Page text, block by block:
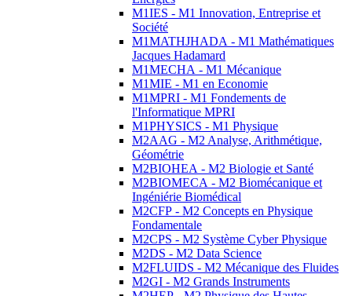
M1IES - M1 Innovation, Entreprise et
Société
M1MATHJHADA - M1 Mathématiques
Jacques Hadamard
M1MECHA - M1 Mécanique
M1MIE - M1 en Economie
M1MPRI - M1 Fondements de
l'Informatique MPRI
M1PHYSICS - M1 Physique
M2AAG - M2 Analyse, Arithmétique,
Géométrie
M2BIOHEA - M2 Biologie et Santé
M2BIOMECA - M2 Biomécanique et
Ingéniérie Biomédical
M2CFP - M2 Concepts en Physique
Fondamentale
M2CPS - M2 Système Cyber Physique
M2DS - M2 Data Science
M2FLUIDS - M2 Mécanique des Fluides
M2GI - M2 Grands Instruments